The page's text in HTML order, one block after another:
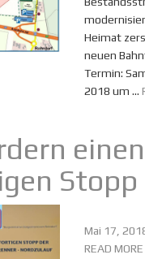
Heimat
neuen
Termin:
2018 um ...
einen
Stopp
Mai 17,
READ MORE